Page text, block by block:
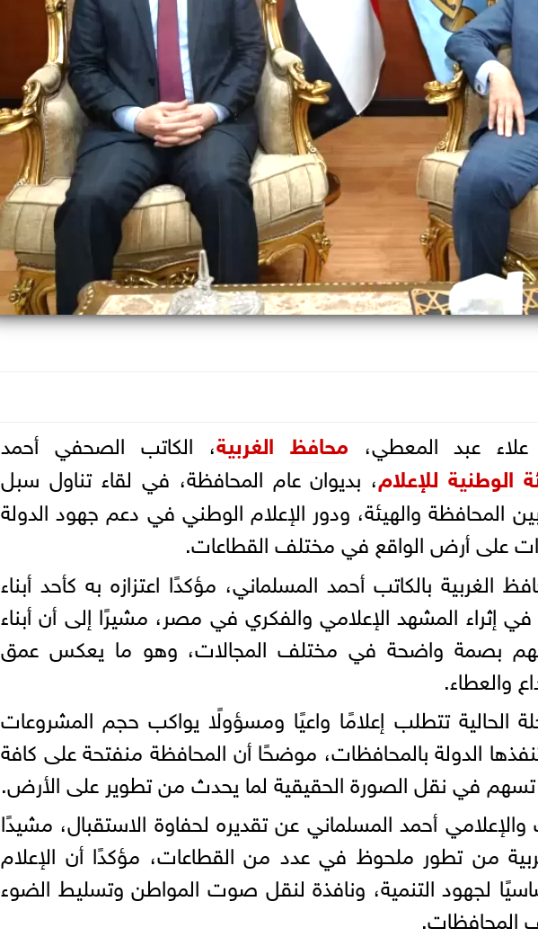
علاء عبد المعطي، محافظ الغربية، الكاتب الصحفي أحمد
الوطنية للإعلام، بديوان عام المحافظة، في لقاء تناول سبل
المحافظة والهيئة، ودور الإعلام الوطني في دعم جهود الدولة
على أرض الواقع في مختلف القطاعات.
الغربية بالكاتب أحمد المسلماني، مؤكدًا اعتزازه به كأحد أبناء
إثراء المشهد الإعلامي والفكري في مصر، مشيرًا إلى أن أبناء
لهم بصمة واضحة في مختلف المجالات، وهو ما يعكس عمق
والعطاء.
الحالية تتطلب إعلامًا واعيًا ومسؤولًا يواكب حجم المشروعات
الدولة بالمحافظات، موضحًا أن المحافظة منفتحة على كافة
تسهم في نقل الصورة الحقيقية لما يحدث من تطوير على الأرض.
أحمد المسلماني عن تقديره لحفاوة الاستقبال، مشيدًا
من تطور ملحوظ في عدد من القطاعات، مؤكدًا أن الإعلام
لجهود التنمية، ونافذة لنقل صوت المواطن وتسليط الضوء
المحافظات.